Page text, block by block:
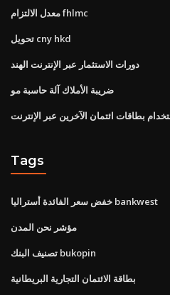
معدل الالتزام fhlmc
تحويل cny hkd
دورات الاستثمار عبر الإنترنت الهند
ضريبة الأملاك آلة حاسبة مو
بطاقات ائتمان الآخرين عبر الإنترنت
Tags
خفض سعر الفائدة أستراليا bankwest
مؤشر نحن المدن
تصنيف البنك bukopin
بطاقة الائتمان التجارية البريطانية